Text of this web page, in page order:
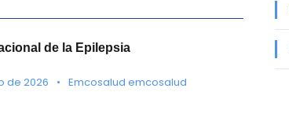
de la Epilepsia
de 2026 • Emcosalud emcosalud